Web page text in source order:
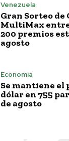
Venezuela
Gran Sorteo
MultiMax
200 premios
agosto
Economía
Se mantiene el
dólar en 755
de agosto